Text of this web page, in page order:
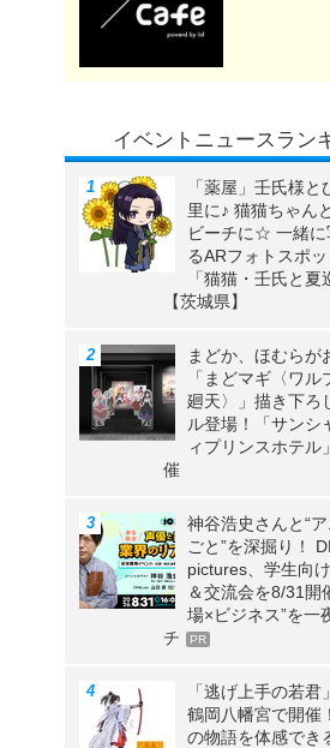
イベントニュースラン
「薬屋」壬氏様と
里に♪ 猫猫ちゃん
ビーチに☆ 一緒に
るARフォトスポ
「猫猫・壬氏と夏
【茨城県】
まどか、ほむらが
「まどマギ〈ワル
廻天〉」描き下ろ
ル登場！「サンシ
ィプリンスホテル
催
神谷浩史さんと“
ごと”を深掘り！
pictures、学生向
＆交流会を8/31
場×ビジネス”を一
チ
PR
「逃げ上手の若君
鶴岡八幡宮で開催
の物語を体感でき